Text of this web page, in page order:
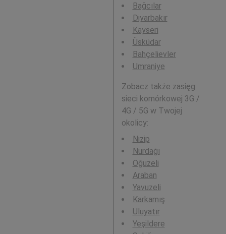
Bağcılar
Diyarbakır
Kayseri
Üsküdar
Bahçelievler
Umraniye
Zobacz także zasięg
sieci komórkowej 3G /
4G / 5G w Twojej
okolicy:
Nizip
Nurdağı
Oğuzeli
Araban
Yavuzeli
Karkamış
Uluyatır
Yeşildere